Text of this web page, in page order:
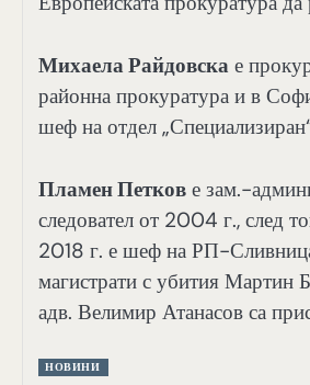
Михаела Райдовска е
районна прокуратура и в
шеф на отдел
Пламен Петков е зам.-
следовател от 2004 г., след
2018 г. е шеф на РП-
магистрати с убития
адв. Велимир Атанасов са
НОВИНИ